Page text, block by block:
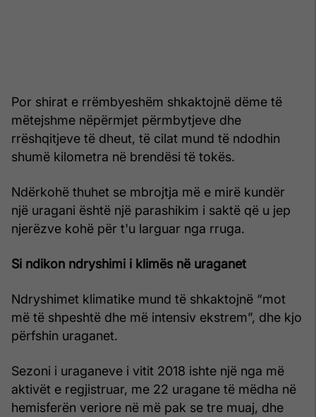
Por shirat e rrëmbyeshëm shkaktojnë dëme të
mëtejshme nëpërmjet përmbytjeve dhe
rrëshqitjeve të dheut, të cilat mund të ndodhin
shumë kilometra në brendësi të tokës.
Ndërkohë thuhet se mbrojtja më e mirë kundër
një uragani është një parashikim i saktë që u jep
njerëzve kohë për t'u larguar nga rruga.
Si ndikon ndryshimi i klimës në uraganet
Ndryshimet klimatike mund të shkaktojnë “mot
më të shpeshtë dhe më intensiv ekstrem”, dhe kjo
përfshin uraganet.
Sezoni i uraganeve i vitit 2018 ishte një nga më
aktivët e regjistruar, me 22 uragane të mëdha në
hemisferën veriore në më pak se tre muaj, dhe